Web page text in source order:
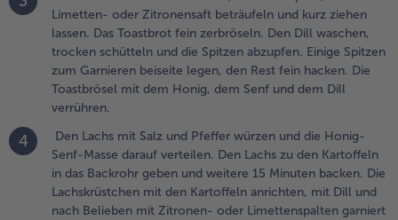
Das
die
Limetten- oder Zitronensaft beträufeln und kurz ziehen
lassen. Das Toastbrot fein zerbröseln. Den Dill waschen,
trocken schütteln und die Spitzen abzupfen. Einige Spitzen
zum Garnieren beiseite legen, den Rest fein hacken. Die
Toastbrösel mit dem Honig, dem Senf und dem Dill
verrühren.
4
Den Lachs mit Salz und Pfeffer würzen und die Honig-
Senf-Masse darauf verteilen. Den Lachs zu den Kartoffeln
in das Backrohr geben und weitere 15 Minuten backen. Die
Lachskrüstchen mit den Kartoffeln anrichten, mit Dill und
nach Belieben mit Zitronen- oder Limettenspalten garniert